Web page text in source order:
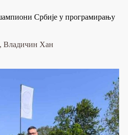
Србије у програмирању
, Владичин Хан